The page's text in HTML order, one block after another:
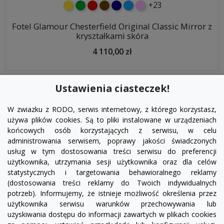
żółtyzielonyczerwony
czekoladowy
granatowy
niebieski
różowy
+23
Fotel Glamour Chesterfield Original Classic Mirror z
kryształkami skóra
4 110,00 zł
FacebookYouTubePinterest
Ustawienia ciasteczek!
W zwiazku z RODO, serwis internetowy, z którego korzystasz,
używa plików cookies. Są to pliki instalowane w urządzeniach
końcowych osób korzystających z serwisu, w celu
administrowania serwisem, poprawy jakości świadczonych
usług w tym dostosowania treści serwisu do preferencji
użytkownika, utrzymania sesji użytkownika oraz dla celów
statystycznych i targetowania behawioralnego reklamy
(dostosowania treści reklamy do Twoich indywidualnych
potrzeb). Informujemy, że istnieje możliwość określenia przez
użytkownika serwisu warunków przechowywania lub
uzyskiwania dostępu do informacji zawartych w plikach cookies